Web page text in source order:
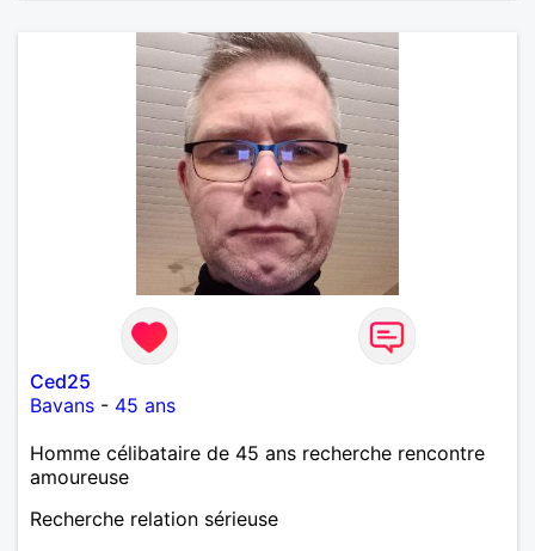
Ced25
Bavans - 45 ans
Homme célibataire de 45 ans recherche rencontre
amoureuse
Recherche relation sérieuse